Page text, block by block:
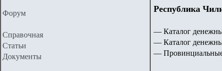
Форум
Справочная
Статьи
Документы
Республика
— Каталог
— Каталог
—